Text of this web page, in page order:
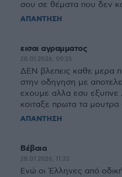
σου σε θέματα που δεν
ΑΠΑΝΤΗΣΗ
εισαι αγραμματος
28.01.2026, 09:35
ΔΕΝ βλεπεις καθε μερα
στην οδηγηση με
εχουμε αλλα εσυ εξυπνε
κοιταξε πρωτα τα μουτρα
ΑΠΑΝΤΗΣΗ
Βέβαια
28.01.2026, 11:33
Ενώ οι Έλληνες από